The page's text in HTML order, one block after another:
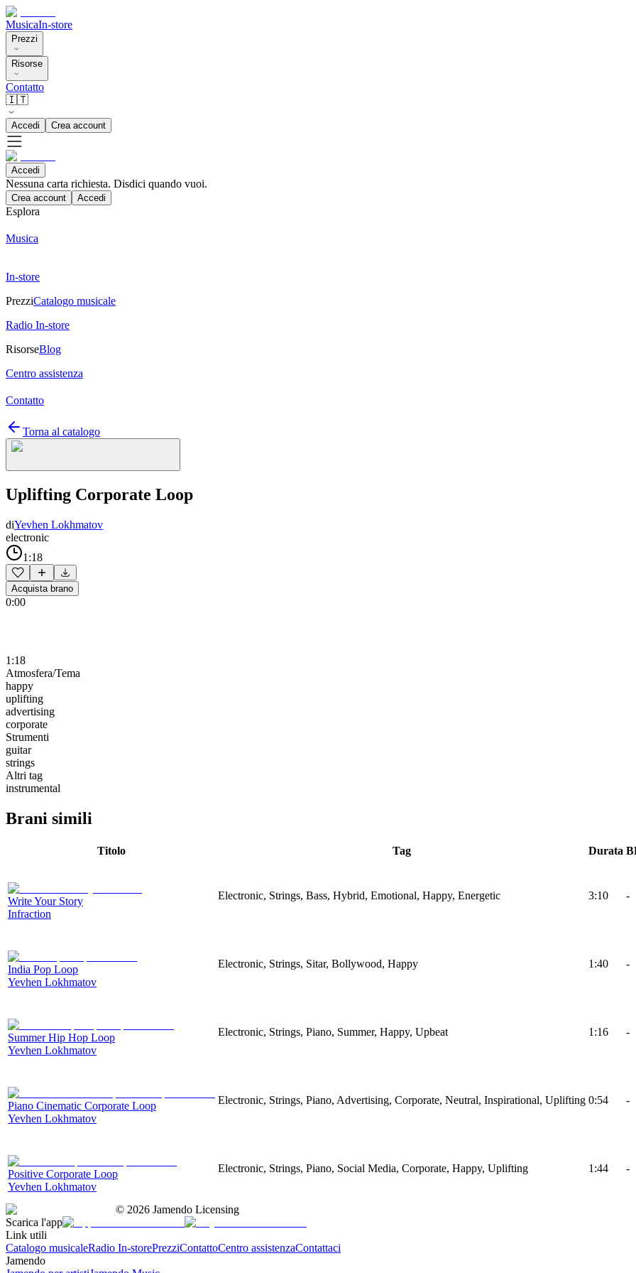
MusicaIn-store
Prezzi
Risorse
Contatto
🇮🇹
Accedi Crea account
Accedi
Nessuna carta richiesta. Disdici quando vuoi.
Crea account Accedi
Esplora
Musica
In-store
PrezziCatalogo musicale
Radio In-store
RisorseBlog
Centro assistenza
Contatto
Torna al catalogo
Uplifting Corporate Loop
diYevhen Lokhmatov
electronic
1:18
Acquista brano
0:00
1:18
Atmosfera/Tema
happy
uplifting
advertising
corporate
Strumenti
guitar
strings
Altri tag
instrumental
Brani simili
Titolo Tag Durata
Write Your Story
Infraction
Electronic, Strings, Bass, Hybrid, Emotional, Happy, Energetic 3:10 -
India Pop Loop
Yevhen Lokhmatov
Electronic, Strings, Sitar, Bollywood, Happy 1:40 -
Summer Hip Hop Loop
Yevhen Lokhmatov
Electronic, Strings, Piano, Summer, Happy, Upbeat 1:16 -
Piano Cinematic Corporate Loop
Yevhen Lokhmatov
Electronic, Strings, Piano, Advertising, Corporate, Neutral, Inspirational, Uplifting 0:54 -
Positive Corporate Loop
Yevhen Lokhmatov
Electronic, Strings, Piano, Social Media, Corporate, Happy, Uplifting 1:44 -
© 2026 Jamendo Licensing
Scarica l'app
Link utili
Catalogo musicaleRadio In-storePrezziContattoCentro assistenzaContattaci
Jamendo